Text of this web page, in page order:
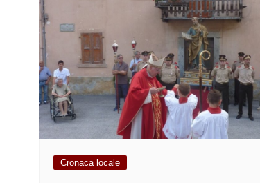
Cronaca locale